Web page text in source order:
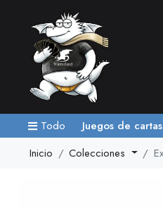
Todo Juegos de
Inicio
Colecciones